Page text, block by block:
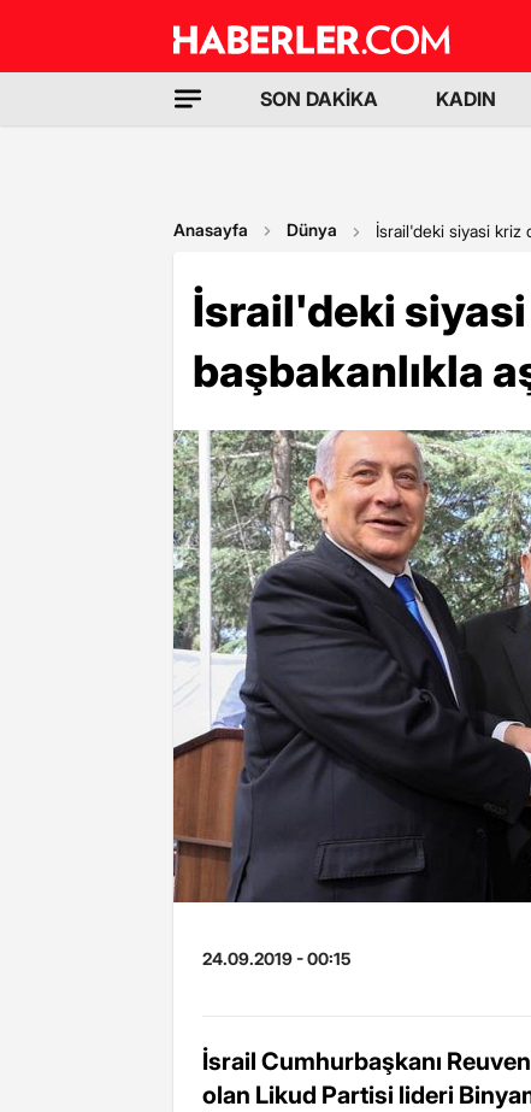
SON DAKİKA KADIN
Anasayfa Dünya İsrail'deki siyasi kriz
İsrail'deki
başbakanlıkla
24.09.2019 - 00:15
İsrail Cumhurbaşkanı
olan Likud Partisi lideri